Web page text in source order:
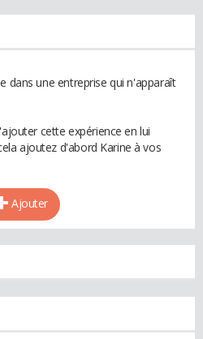
dans une entreprise qui n'apparaît
cette expérience en lui
ajoutez d'abord Karine à vos
Ajouter